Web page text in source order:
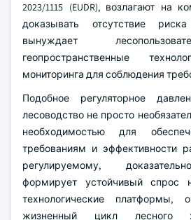
2023/1115 (EUDR), возлагают на
доказывать отсутствие
вынуждает
геопространственные
мониторинга для соблюдения
Подобное регуляторное
лесоводство не просто
необходимостью для
требованиям и эффективности
регулируемому,
формирует устойчивый спрос
технологические платформы,
жизненный цикл лесного